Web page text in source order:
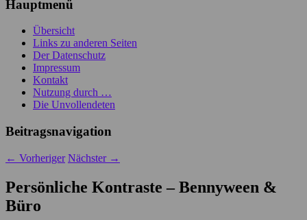
Hauptmenü
Übersicht
Links zu anderen Seiten
Der Datenschutz
Impressum
Kontakt
Nutzung durch …
Die Unvollendeten
Beitragsnavigation
← Vorheriger Nächster →
Persönliche Kontraste – Bennyween &
Büro